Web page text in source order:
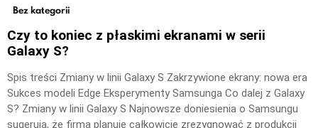
Bez kategorii
Czy to koniec z płaskimi ekranami w serii
Galaxy S?
Spis treści Zmiany w linii Galaxy S Zakrzywione ekrany: nowa era
Sukces modeli Edge Eksperymenty Samsunga Co dalej z Galaxy
S? Zmiany w linii Galaxy S Najnowsze doniesienia o Samsungu
sugerują, że firma planuje całkowicie zrezygnować z produkcji